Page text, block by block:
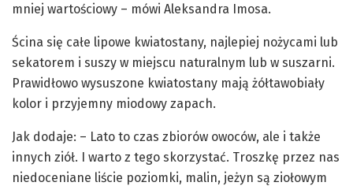
mniej wartościowy – mówi Aleksandra Imosa.
Ścina się całe lipowe kwiatostany, najlepiej nożycami lub
sekatorem i suszy w miejscu naturalnym lub w suszarni.
Prawidłowo wysuszone kwiatostany mają żółtawobiały
kolor i przyjemny miodowy zapach.
Jak dodaje: – Lato to czas zbiorów owoców, ale i także
innych ziół. I warto z tego skorzystać. Troszkę przez nas
niedoceniane liście poziomki, malin, jeżyn są ziołowym